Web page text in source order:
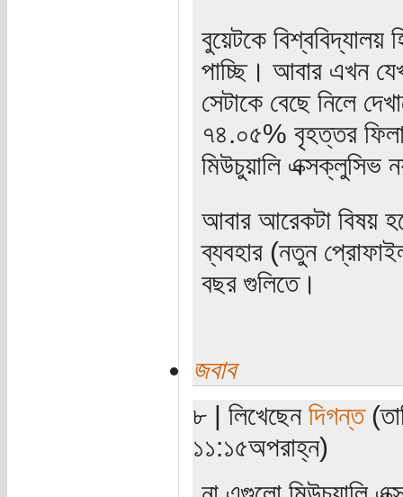
বুয়েটকে
পাচ্ছি। আবার এখন
সেটাকে বেছে নিলে
৭৪.০৫% বৃহত্তর
মিউচুয়ালি এক্সক্লুসিভ
আবার আরেকটা বিষয়
ব্যবহার (নতুন
বছর গুলিতে।
জবাব
৮ | লিখেছেন দিগন্ত
১১:১৫অপরাহ্ন)